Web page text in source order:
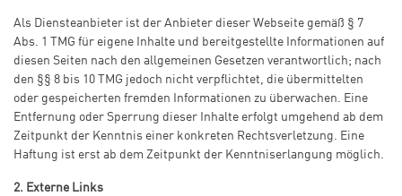
Als Diensteanbieter ist der Anbieter dieser Webseite gemäß § 7
Abs. 1 TMG für eigene Inhalte und bereitgestellte Informationen auf
diesen Seiten nach den allgemeinen Gesetzen verantwortlich; nach
den §§ 8 bis 10 TMG jedoch nicht verpflichtet, die übermittelten
oder gespeicherten fremden Informationen zu überwachen. Eine
Entfernung oder Sperrung dieser Inhalte erfolgt umgehend ab dem
Zeitpunkt der Kenntnis einer konkreten Rechtsverletzung. Eine
Haftung ist erst ab dem Zeitpunkt der Kenntniserlangung möglich.
2. Externe Links